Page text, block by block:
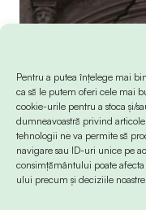
Pentru a putea înțelege mai
ca să le putem oferi cele mai
cookie-urile pentru a stoca și/
dumneavoastră privind
tehnologii ne va permite să
navigare sau ID-uri unice pe
consimțământului poate
ului precum și deciziile